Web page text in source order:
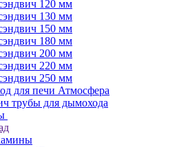
120 мм
130 мм
150 мм
180 мм
200 мм
220 мм
250 мм
для печи Атмосфера
трубы для дымохода